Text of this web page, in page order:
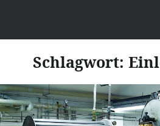
Böttcherei Götze
Schlagwort: